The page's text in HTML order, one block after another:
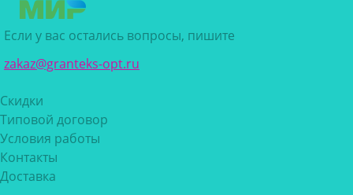
Если у вас остались вопросы, пишите
zakaz@granteks-opt.ru
Скидки
Типовой договор
Условия работы
Контакты
Доставка